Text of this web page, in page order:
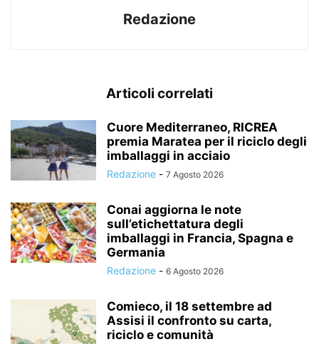
Redazione
Articoli correlati
Cuore Mediterraneo, RICREA
premia Maratea per il riciclo degli
imballaggi in acciaio
Redazione - 7 Agosto 2026
Conai aggiorna le note
sull’etichettatura degli
imballaggi in Francia, Spagna e
Germania
Redazione - 6 Agosto 2026
Comieco, il 18 settembre ad
Assisi il confronto su carta,
riciclo e comunità